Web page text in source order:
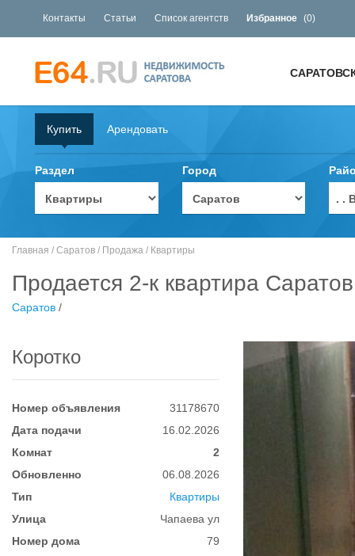
Контакты Статьи Список агентств Избранное (0)
Купить Арендовать
Раздел Город
. .
Главная / Саратов / Продажа / Квартиры
Продается 2-к квартира
Саратов /
Коротко
Номер объявления
31178670
Дата подачи
16.02.2026
Комнат
2
Обновленно
06.08.2026
Тип
Квартиры
Улица
Чапаева ул
Номер дома
79